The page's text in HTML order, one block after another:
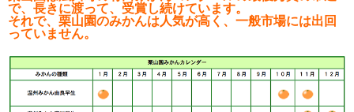
で、長きに渡って、受賞し続けています。
それで、栗山園のみかんは人気が高く、一般市場には出回
っていません。